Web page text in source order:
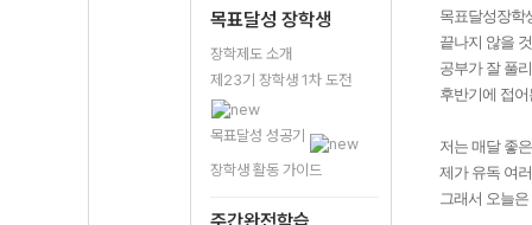
목표달성 장학생
장학제도 소개
제23기 장학생 1차 도전
목표달성 성공기
장학생 활동 가이드
목표달성장학
끝나지 않을
공부가 잘 풀
후반기에 접
저는 매달 좋
제가 유독 여
그래서 오늘